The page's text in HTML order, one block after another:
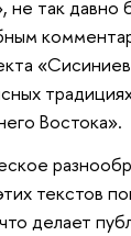
не так давно
Востока».
текстов
делает